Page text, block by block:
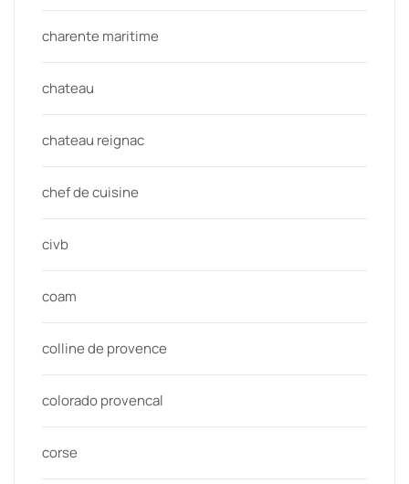
charente maritime
chateau
chateau reignac
chef de cuisine
civb
coam
colline de provence
colorado provencal
corse